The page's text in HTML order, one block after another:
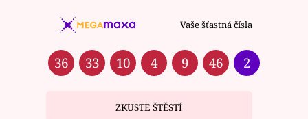
Vaše šťastná čísla
36 33 10 4 9 46 2
ZKUSTE ŠTĚSTÍ